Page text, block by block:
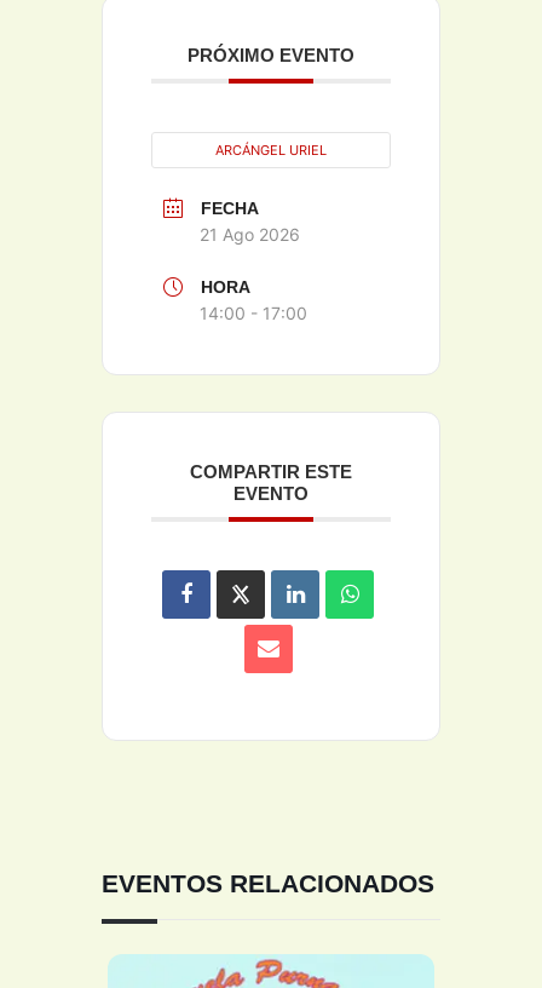
PRÓXIMO EVENTO
ARCÁNGEL URIEL
FECHA
21 Ago 2026
HORA
14:00 - 17:00
COMPARTIR ESTE
EVENTO
EVENTOS RELACIONADOS